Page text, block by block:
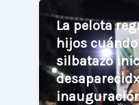
La pelota
hijos
silbatazo